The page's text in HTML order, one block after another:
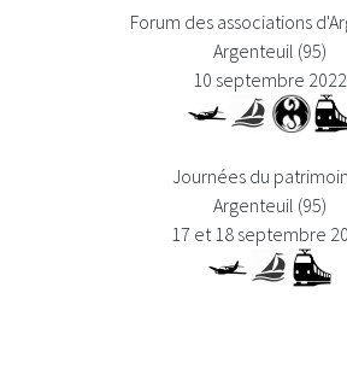
Forum des associations
Argenteuil (95)
10 septembre 2022
Journées du
Argenteuil (95)
17 et 18 septembre